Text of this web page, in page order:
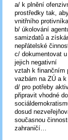
a/ k plnění
prostředky tak,
vnitřního protivníka,
b/ úkolování
samizdatů a
nepřátelské
c/ dokumentovat
jejich negativní
vztah k finančním
vazbám na ZÚ a k
d/ pro potřeby
připravit vhodné
dosud
současnou
zahraničí…